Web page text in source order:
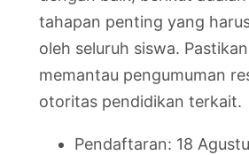
tahapan penting yang
oleh seluruh siswa.
memantau pengumuman
otoritas pendidikan terkait.
Pendaftaran: 18